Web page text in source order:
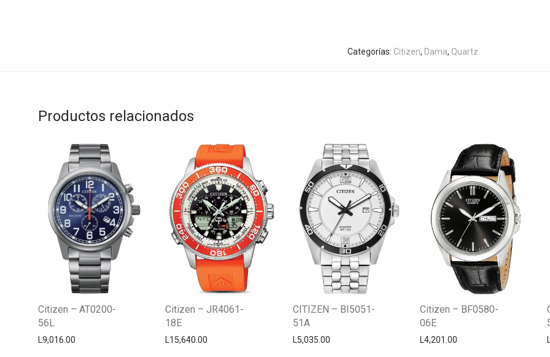
Categorías: Citizen, Dama, Quartz
Productos relacionados
Citizen – AT0200-
56L
L9,016.00
Citizen – JR4061-
18E
L15,640.00
CITIZEN – BI5051-
51A
L5,035.00
Citizen – BF0580-
06E
L4,201.00